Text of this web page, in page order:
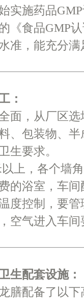
实施药品
《食品GMP
准，能充分
：
面，从厂区
、包装物、
生要求。
上，各个墙
的浴室，车
度控制，要
空气进入车
生配套设施：
膳配备了以